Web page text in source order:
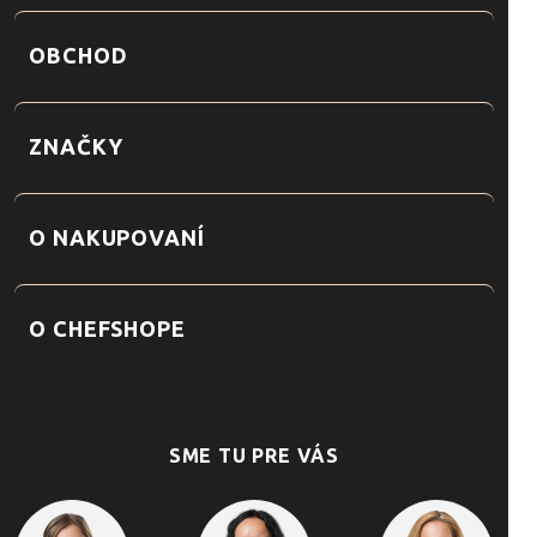
OBCHOD
ZNAČKY
O NAKUPOVANÍ
O CHEFSHOPE
SME TU PRE VÁS